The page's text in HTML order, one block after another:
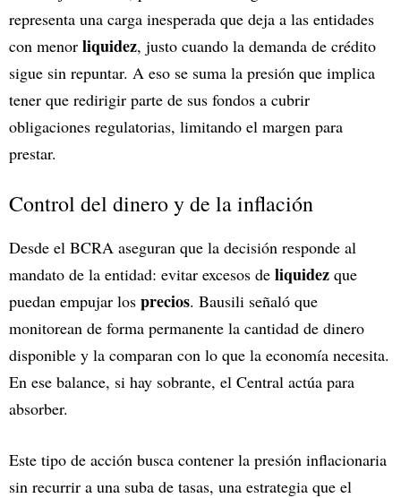
representa una carga inesperada que deja a las entidades
con menor liquidez, justo cuando la demanda de crédito
sigue sin repuntar. A eso se suma la presión que implica
tener que redirigir parte de sus fondos a cubrir
obligaciones regulatorias, limitando el margen para
prestar.
Control del dinero y de la inflación
Desde el BCRA aseguran que la decisión responde al
mandato de la entidad: evitar excesos de liquidez que
puedan empujar los precios. Bausili señaló que
monitorean de forma permanente la cantidad de dinero
disponible y la comparan con lo que la economía necesita.
En ese balance, si hay sobrante, el Central actúa para
absorber.
Este tipo de acción busca contener la presión inflacionaria
sin recurrir a una suba de tasas, una estrategia que el